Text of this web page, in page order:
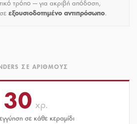
τρόπο — για ακριβή απόδοση,
εξουσιοδοτημένο αντιπρόσωπο.
ΣΕ ΑΡΙΘΜΟΎΣ
30 χρ.
σε κάθε κεραμίδι